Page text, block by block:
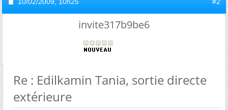
invite317b9be6
Re : Edilkamin Tania, sortie directe
extérieure